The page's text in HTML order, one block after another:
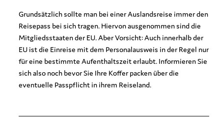
Grundsätzlich sollte man bei einer Auslandsreise immer den
Reisepass bei sich tragen. Hiervon ausgenommen sind die
Mitgliedsstaaten der EU. Aber Vorsicht: Auch innerhalb der
EU ist die Einreise mit dem Personalausweis in der Regel nur
für eine bestimmte Aufenthaltszeit erlaubt. Informieren Sie
sich also noch bevor Sie Ihre Koffer packen über die
eventuelle Passpflicht in ihrem Reiseland.